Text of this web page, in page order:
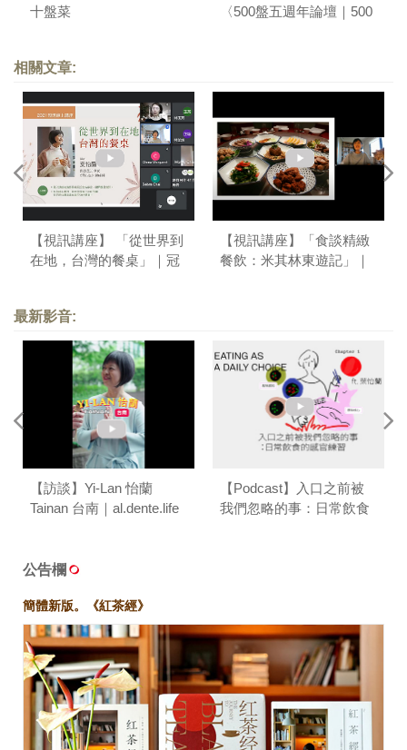
十盤菜
〈500盤五週年論壇｜500
相關文章:
【視訊講座】 「從世界到
在地，台灣的餐桌」｜冠
【視訊講座】「食談精緻
餐飲：米其林東遊記」｜
最新影音:
【訪談】Yi-Lan 怡蘭
Tainan 台南｜al.dente.life
【Podcast】入口之前被
我們忽略的事：日常飲食
公告欄
簡體新版。《紅茶經》